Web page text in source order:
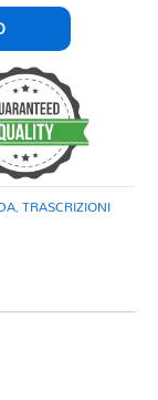
,TRASCRIZIONI